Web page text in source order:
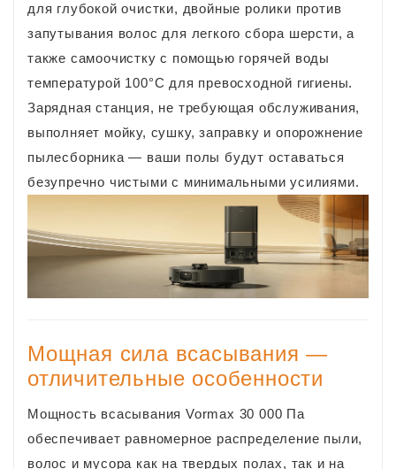
для глубокой очистки, двойные ролики против
запутывания волос для легкого сбора шерсти, а
также самоочистку с помощью горячей воды
температурой 100°C для превосходной гигиены.
Зарядная станция, не требующая обслуживания,
выполняет мойку, сушку, заправку и опорожнение
пылесборника — ваши полы будут оставаться
безупречно чистыми с минимальными усилиями.
Мощная сила всасывания —
отличительные особенности
Мощность всасывания Vormax 30 000 Па
обеспечивает равномерное распределение пыли,
волос и мусора как на твердых полах, так и на